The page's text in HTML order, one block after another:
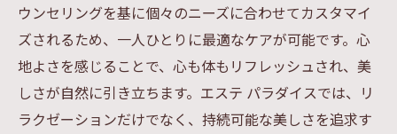
ウンセリングを基に個々のニーズに合わせてカスタマイ
ズされるため、一人ひとりに最適なケアが可能です。心
地よさを感じることで、心も体もリフレッシュされ、美
しさが自然に引き立ちます。エステ パラダイスでは、リ
ラクゼーションだけでなく、持続可能な美しさを追求す